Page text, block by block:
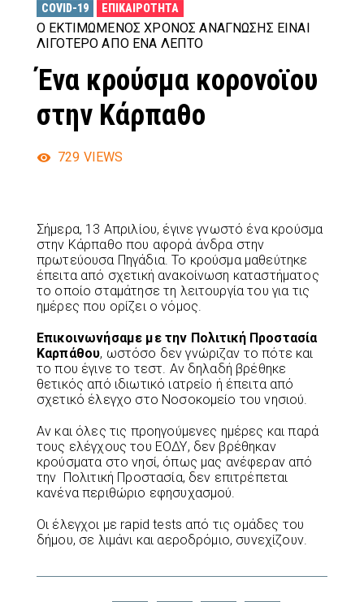
COVID-19 ΕΠΙΚΑΙΡΌΤΗΤΑ
Ο ΕΚΤΙΜΏΜΕΝΟΣ ΧΡΌΝΟΣ ΑΝΆΓΝΩΣΗΣ ΕΊΝΑΙ
ΛΙΓΌΤΕΡΟ ΑΠΌ ΈΝΑ ΛΕΠΤΌ
Ένα κρούσμα κορονοϊου
στην Κάρπαθο
729 VIEWS
Σήμερα, 13 Απριλίου, έγινε γνωστό ένα κρούσμα
στην Κάρπαθο που αφορά άνδρα στην
πρωτεύουσα Πηγάδια. Το κρούσμα μαθεύτηκε
έπειτα από σχετική ανακοίνωση καταστήματος
το οποίο σταμάτησε τη λειτουργία του για τις
ημέρες που ορίζει ο νόμος.
Επικοινωνήσαμε με την Πολιτική Προστασία
Καρπάθου, ωστόσο δεν γνώριζαν το πότε και
το που έγινε το τεστ. Αν δηλαδή βρέθηκε
θετικός από ιδιωτικό ιατρείο ή έπειτα από
σχετικό έλεγχο στο Νοσοκομείο του νησιού.
Αν και όλες τις προηγούμενες ημέρες και παρά
τους ελέγχους του ΕΟΔΥ, δεν βρέθηκαν
κρούσματα στο νησί, όπως μας ανέφεραν από
την Πολιτική Προστασία, δεν επιτρέπεται
κανένα περιθώριο εφησυχασμού.
Οι έλεγχοι με rapid tests από τις ομάδες του
δήμου, σε λιμάνι και αεροδρόμιο, συνεχίζουν.